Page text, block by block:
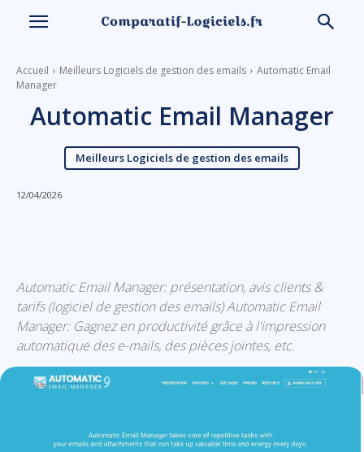
Accueil Meilleurs Logiciels de gestion des emails
Automatic Email
Manager
Automatic Email Manager
Meilleurs Logiciels de gestion des emails
12/04/2026
Automatic Email Manager: présentation, avis clients &
tarifs (logiciel de gestion des emails) Automatic Email
Manager: Gagnez en productivité grâce à l'impression
automatique des e-mails, des pièces jointes, etc.